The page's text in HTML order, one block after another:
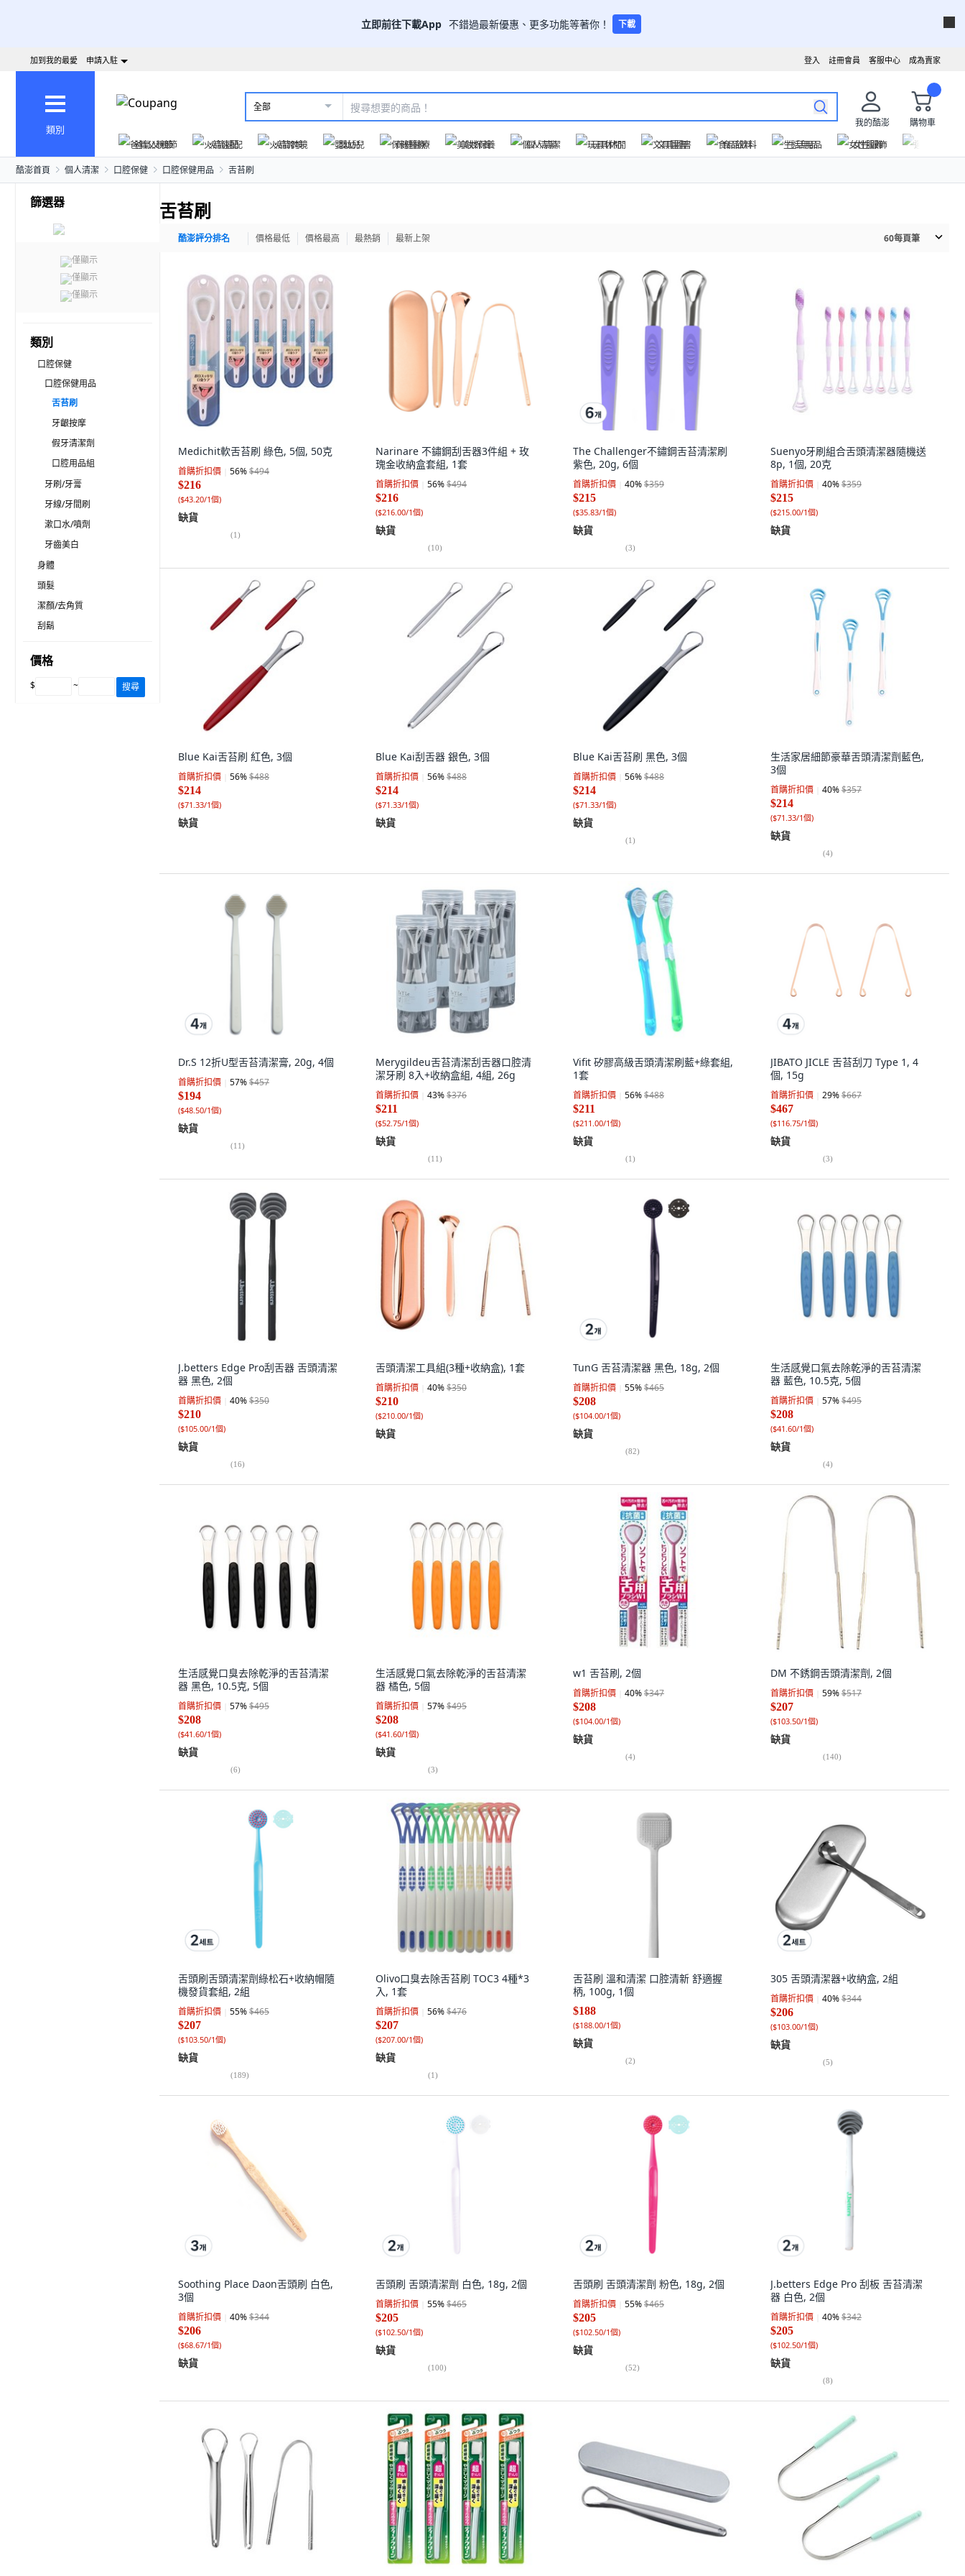
立即前往下載App 不錯過最新優惠、更多功能等著你！ 下載
成為賣家
客服中心
註冊會員
登入
加到我的最愛 申請入駐
類別
全部
我的酷澎
購物車
爸氣父親節
火箭速配 火箭跨境 嬰幼兒 保健醫療 美妝保養 個人清潔 玩具休閒 文具圖書 食品飲料 生活用品 女性服飾
酷澎首頁 個人清潔 口腔保健 口腔保健用品 舌苔刷
篩選器
僅顯示
僅顯示
僅顯示
類別
口腔保健
口腔保健用品
舌苔刷
牙齦按摩
假牙清潔劑
口腔用品組
牙刷/牙膏
牙線/牙間刷
漱口水/噴劑
牙齒美白
身體
頭髮
潔顏/去角質
刮鬍
價格
$ ~ 搜尋
舌苔刷
酷澎評分排名 價格最低 價格最高 最熱銷 最新上架 60每頁筆
Medichit軟舌苔刷 綠色, 5個, 50克
首購折扣價 56%$494
$216
($43.20/1個)
缺貨
(1)
Narinare 不鏽鋼刮舌器3件組 + 玫
瑰金收納盒套組, 1套
首購折扣價 56%$494
$216
($216.00/1個)
缺貨
(10)
The Challenger不鏽鋼舌苔清潔刷
紫色, 20g, 6個
首購折扣價 40%$359
$215
($35.83/1個)
缺貨
(3)
Suenyo牙刷組合舌頭清潔器隨機送
8p, 1個, 20克
首購折扣價 40%$359
$215
($215.00/1個)
缺貨
Blue Kai舌苔刷 紅色, 3個
首購折扣價 56%$488
$214
($71.33/1個)
缺貨
Blue Kai刮舌器 銀色, 3個
首購折扣價 56%$488
$214
($71.33/1個)
缺貨
Blue Kai舌苔刷 黑色, 3個
首購折扣價 56%$488
$214
($71.33/1個)
缺貨
(1)
生活家居細節豪華舌頭清潔劑藍色,
3個
首購折扣價 40%$357
$214
($71.33/1個)
缺貨
(4)
Dr.S 12折U型舌苔清潔膏, 20g, 4個
首購折扣價 57%$457
$194
($48.50/1個)
缺貨
(11)
Merygildeu舌苔清潔刮舌器口腔清
潔牙刷 8入+收納盒組, 4組, 26g
首購折扣價 43%$376
$211
($52.75/1個)
缺貨
(11)
Vifit 矽膠高級舌頭清潔刷藍+綠套組,
1套
首購折扣價 56%$488
$211
($211.00/1個)
缺貨
(1)
JIBATO JICLE 舌苔刮刀 Type 1, 4
個, 15g
首購折扣價 29%$667
$467
($116.75/1個)
缺貨
(3)
J.betters Edge Pro刮舌器 舌頭清潔
器 黑色, 2個
首購折扣價 40%$350
$210
($105.00/1個)
缺貨
(16)
舌頭清潔工具組(3種+收納盒), 1套
首購折扣價 40%$350
$210
($210.00/1個)
缺貨
TunG 舌苔清潔器 黑色, 18g, 2個
首購折扣價 55%$465
$208
($104.00/1個)
缺貨
(82)
生活感覺口氣去除乾淨的舌苔清潔
器 藍色, 10.5克, 5個
首購折扣價 57%$495
$208
($41.60/1個)
缺貨
(4)
生活感覺口臭去除乾淨的舌苔清潔
器 黑色, 10.5克, 5個
首購折扣價 57%$495
$208
($41.60/1個)
缺貨
(6)
生活感覺口氣去除乾淨的舌苔清潔
器 橘色, 5個
首購折扣價 57%$495
$208
($41.60/1個)
缺貨
(3)
w1 舌苔刷, 2個
首購折扣價 40%$347
$208
($104.00/1個)
缺貨
(4)
DM 不銹鋼舌頭清潔劑, 2個
首購折扣價 59%$517
$207
($103.50/1個)
缺貨
(140)
舌頭刷舌頭清潔劑綠松石+收納帽隨
機發貨套組, 2組
首購折扣價 55%$465
$207
($103.50/1個)
缺貨
(189)
Olivo口臭去除舌苔刷 TOC3 4種*3
入, 1套
首購折扣價 56%$476
$207
($207.00/1個)
缺貨
(1)
舌苔刷 溫和清潔 口腔清新 舒適握
柄, 100g, 1個
$188
($188.00/1個)
缺貨
(2)
305 舌頭清潔器+收納盒, 2組
首購折扣價 40%$344
$206
($103.00/1個)
缺貨
(5)
Soothing Place Daon舌頭刷 白色,
3個
首購折扣價 40%$344
$206
($68.67/1個)
缺貨
舌頭刷 舌頭清潔劑 白色, 18g, 2個
首購折扣價 55%$465
$205
($102.50/1個)
缺貨
(100)
舌頭刷 舌頭清潔劑 粉色, 18g, 2個
首購折扣價 55%$465
$205
($102.50/1個)
缺貨
(52)
J.betters Edge Pro 刮板 舌苔清潔
器 白色, 2個
首購折扣價 40%$342
$205
($102.50/1個)
缺貨
(8)